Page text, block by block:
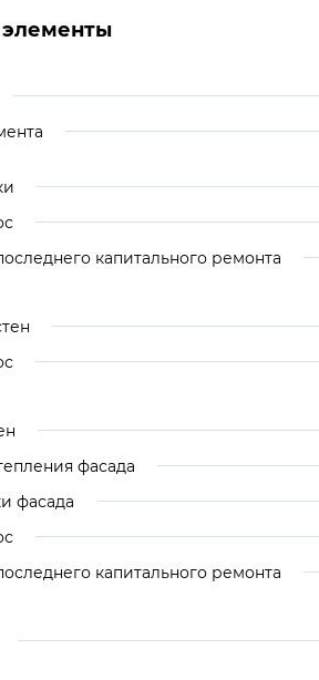
капитального ремонта
фасада
фасада
капитального ремонта